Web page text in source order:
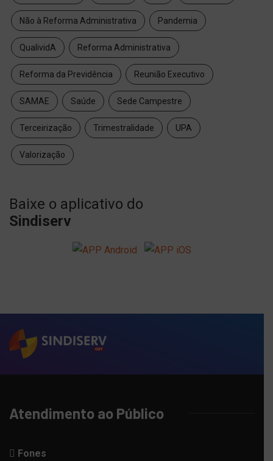
Não à Reforma Administrativa Pandemia
QualividA Reforma Administrativa
Reforma da Previdência Reunião Executivo
SAMAE Saúde Sede Campestre
Terceirização Trimestralidade UPA
Valorização
Baixe o aplicativo do
Sindiserv
Atendimento ao Público
Fones